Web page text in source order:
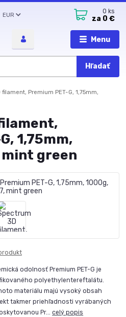
Menu
EUR
Hľadať
0 ks
za 0 €
Premium PET-G, 1,75mm,
1,75mm,
mint green
odolnosť Premium PET-G je
polyethylentereftalátu.
materiálu majú vysoký obsah
takmer priehľadnosti vyrábaných
Pr...celý popis